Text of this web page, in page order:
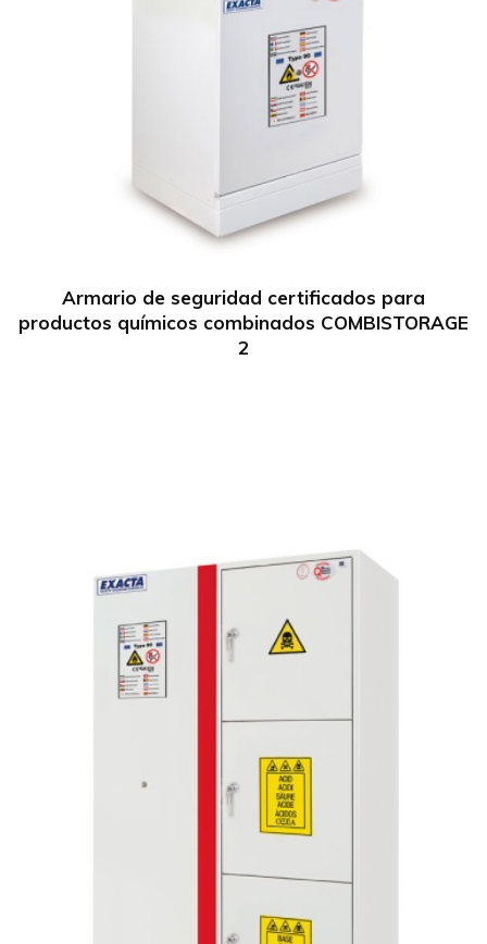
Armario de seguridad certificados para
productos químicos combinados COMBISTORAGE
2